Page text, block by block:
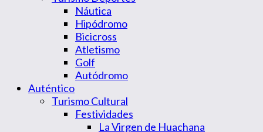
Náutica
Hipódromo
Bicicross
Atletismo
Golf
Autódromo
Auténtico
Turismo Cultural
Festividades
La Virgen de Huachana